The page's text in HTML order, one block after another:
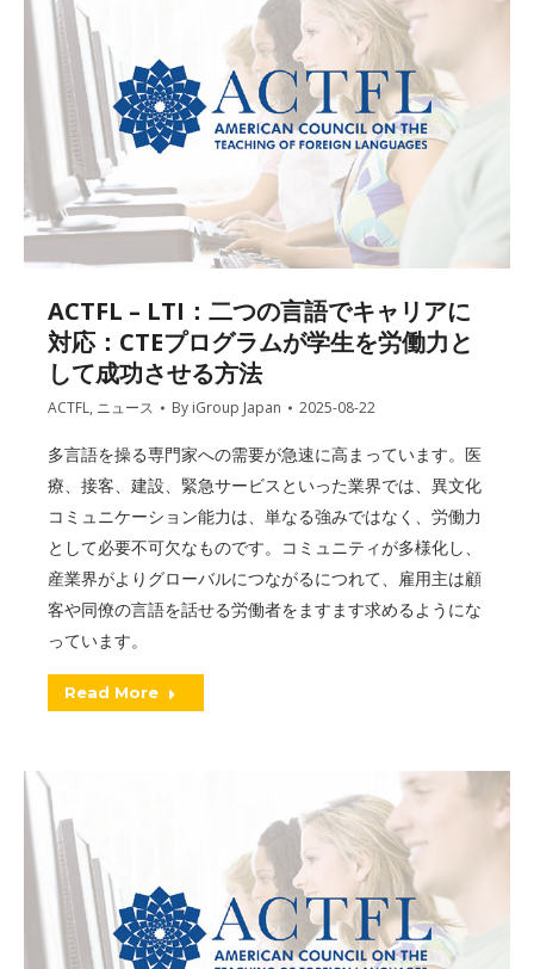
ACTFL – LTI：二つの言語でキャリアに
対応：CTEプログラムが学生を労働力と
して成功させる方法
ACTFL, ニュース By iGroup Japan 2025-08-22
多言語を操る専門家への需要が急速に高まっています。医
療、接客、建設、緊急サービスといった業界では、異文化
コミュニケーション能力は、単なる強みではなく、労働力
として必要不可欠なものです。コミュニティが多様化し、
産業界がよりグローバルにつながるにつれて、雇用主は顧
客や同僚の言語を話せる労働者をますます求めるようにな
っています。
Read More